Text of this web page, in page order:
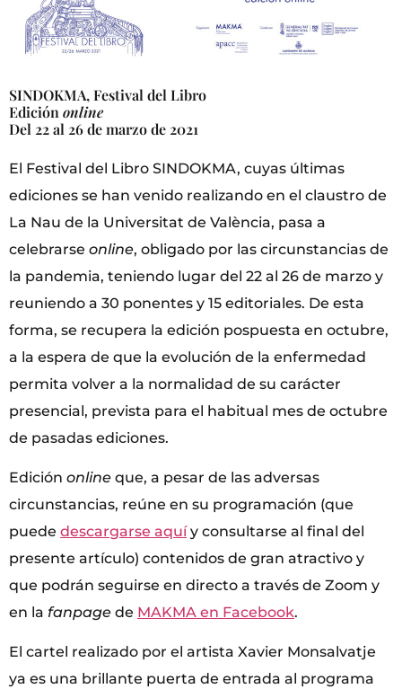
SINDOKMA, Festival del Libro
Edición online
Del 22 al 26 de marzo de 2021
El Festival del Libro SINDOKMA, cuyas últimas
ediciones se han venido realizando en el claustro de
La Nau de la Universitat de València, pasa a
celebrarse online, obligado por las circunstancias de
la pandemia, teniendo lugar del 22 al 26 de marzo y
reuniendo a 30 ponentes y 15 editoriales. De esta
forma, se recupera la edición pospuesta en octubre,
a la espera de que la evolución de la enfermedad
permita volver a la normalidad de su carácter
presencial, prevista para el habitual mes de octubre
de pasadas ediciones.
Edición online que, a pesar de las adversas
circunstancias, reúne en su programación (que
puede descargarse aquíy consultarse al final del
presente artículo) contenidos de gran atractivo y
que podrán seguirse en directo a través de Zoom y
en la fanpage de MAKMA en Facebook.
El cartel realizado por el artista Xavier Monsalvatje
ya es una brillante puerta de entrada al programa